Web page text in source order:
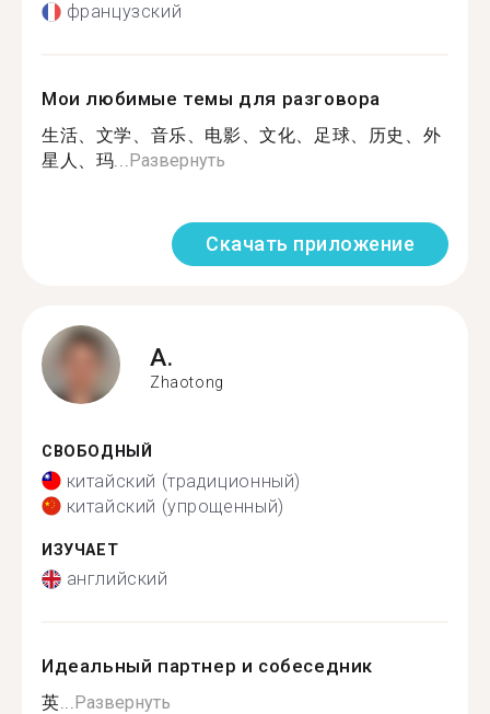
французский
Мои любимые темы для разговора
生活、文学、音乐、电影、文化、足球、历史、外
星人、玛...Развернуть
Скачать приложение
A.
Zhaotong
СВОБОДНЫЙ
китайский (традиционный)
китайский (упрощенный)
ИЗУЧАЕТ
английский
Идеальный партнер и собеседник
英...Развернуть